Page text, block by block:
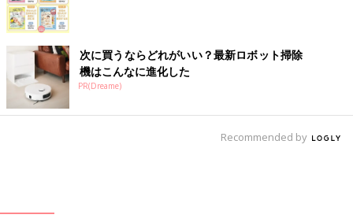
次に買うならどれがいい？最新ロボット掃除
機はこんなに進化した
PR(Dreame)
Recommended by